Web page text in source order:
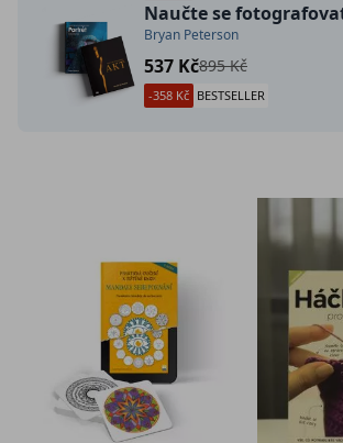
Bryan Peterson
537 Kč895 Kč
-358 Kč BESTSELLER